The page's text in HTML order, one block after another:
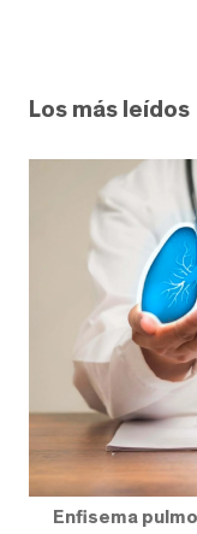
Los más leídos
Enfisema